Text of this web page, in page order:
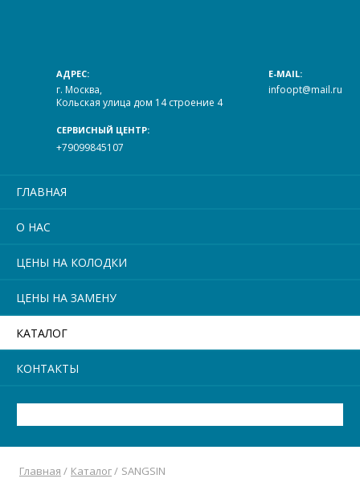
АДРЕС:
г. Москва,
Кольская улица дом 14 строение 4
E-MAIL:
infoopt@mail.ru
СЕРВИСНЫЙ ЦЕНТР:
+79099845107
ГЛАВНАЯ
О НАС
ЦЕНЫ НА КОЛОДКИ
ЦЕНЫ НА ЗАМЕНУ
КАТАЛОГ
КОНТАКТЫ
Главная / Каталог/ SANGSIN